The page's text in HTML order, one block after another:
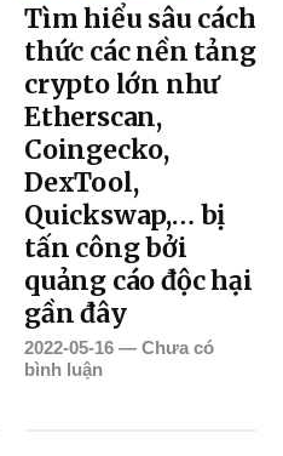
Tìm hiểu sâu cách
thức các nền tảng
crypto lớn như
Etherscan,
Coingecko,
DexTool,
Quickswap,… bị
tấn công bởi
quảng cáo độc hại
gần đây
2022-05-16 —Chưa có
bình luận